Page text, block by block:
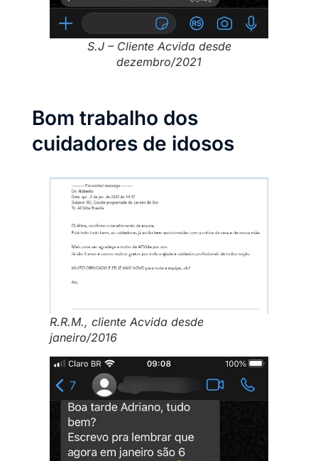
S.J – Cliente Acvida desde
dezembro/2021
Bom trabalho dos
cuidadores de idosos
R.R.M., cliente Acvida desde
janeiro/2016